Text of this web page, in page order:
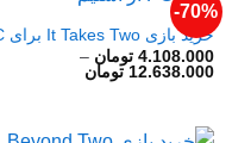
70%-
خرید بازی It Takes Two برای PC
4.108.000 تومان –
12.638.000 تومانمحدوده
12.638.000 تومان